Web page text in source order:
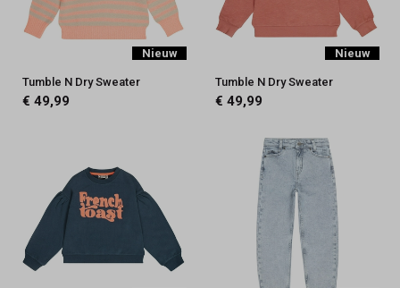
Nieuw
Tumble N Dry Sweater
€ 49,99
Nieuw
Tumble N Dry Sweater
€ 49,99